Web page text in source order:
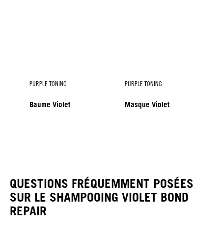
PURPLE TONING
Baume Violet
PURPLE TONING
Masque Violet
QUESTIONS FRÉQUEMMENT POSÉES
SUR LE SHAMPOOING VIOLET BOND
REPAIR